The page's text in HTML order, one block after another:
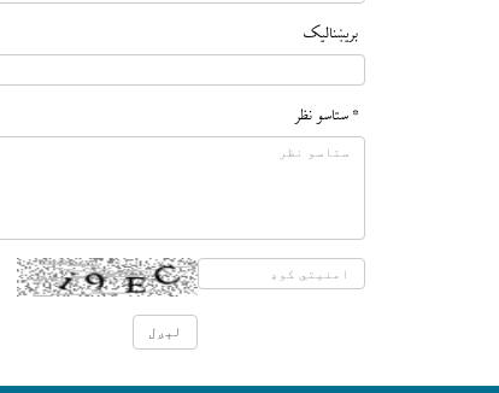
بريښناليک
* ستاسو نظر